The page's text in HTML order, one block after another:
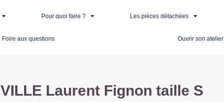
Pour quoi faire ? Les pièces détachées
Foire aux questions Ouvrir son atelier
VILLE Laurent Fignon taille S